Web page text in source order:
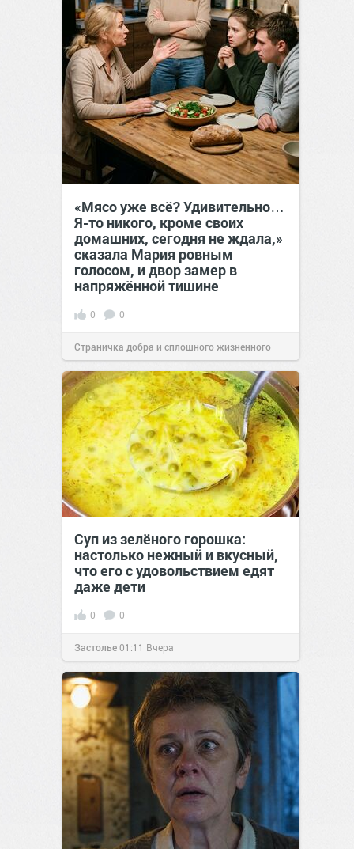
«Мясо уже всё? Удивительно…
Я-то никого, кроме своих
домашних, сегодня не ждала,»
сказала Мария ровным
голосом, и двор замер в
напряжённой тишине
0 0
Страничка добра и сплошного жизненного
позитива!15:38Вчера
Суп из зелёного горошка:
настолько нежный и вкусный,
что его с удовольствием едят
даже дети
0 0
Застолье01:11 Вчера